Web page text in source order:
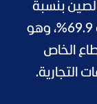
بنسبة 45.3%، والصين بنسبة
74.1%، ودول الاتحاد الأوروبي بنسبة 69.9%، وهو
الخاص
التجارية.